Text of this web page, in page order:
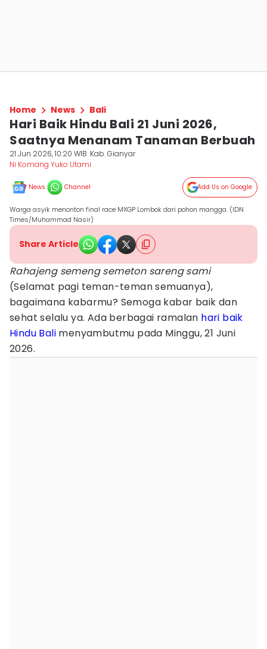
Home News Bali
Hari Baik Hindu Bali 21 Juni 2026,
Saatnya Menanam Tanaman Berbuah
21 Jun 2026, 10:20 WIB Kab. Gianyar
Ni Komang Yuko Utami
News Channel Add Us on Google
Warga asyik menonton final race MXGP Lombok dari pohon mangga. (IDN
Times/Muhammad Nasir)
Share Article
Rahajeng semeng semeton sareng sami
(Selamat pagi teman-teman semuanya),
bagaimana kabarmu? Semoga kabar baik dan
sehat selalu ya. Ada berbagai ramalan hari baik
Hindu Bali menyambutmu pada Minggu, 21 Juni
2026.